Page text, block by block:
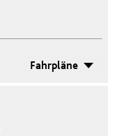
Fahrpläne